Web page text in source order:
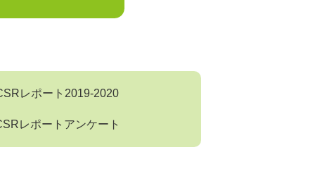
レポート2019-2020
レポートアンケート